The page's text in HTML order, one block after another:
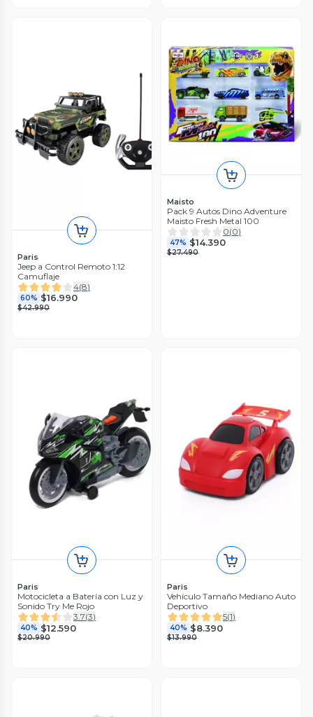
Paris
Jeep a Control Remoto 1:12
Camuflaje
4(8)
60% $16.990
$42.990
Maisto
Pack 9 Autos Dino Adventure
Maisto Fresh Metal 100
0(0)
47% $14.390
$27.490
Paris
Motocicleta a Batería con Luz y
Sonido Try Me Rojo
3.7(3)
40% $12.590
$20.990
Paris
Vehículo Tamaño Mediano Auto
Deportivo
5(1)
40% $8.390
$13.990